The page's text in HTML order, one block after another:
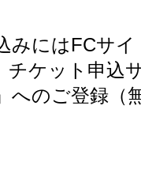
にはFCサイ
チケット申込
へのご登録（